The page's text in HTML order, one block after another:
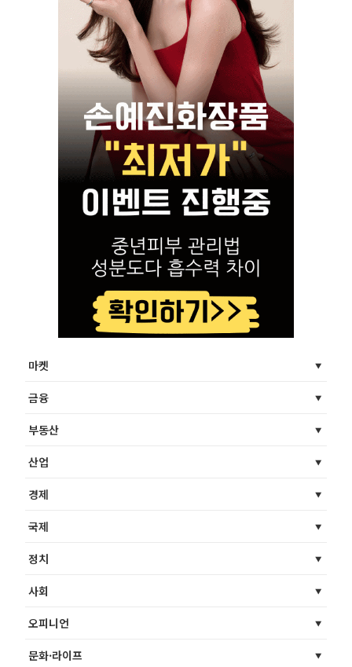
마켓
금융
부동산
산업
경제
국제
정치
사회
오피니언
문화·라이프